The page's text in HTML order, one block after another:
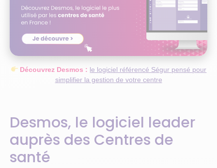
Découvrez Desmos : le logiciel référencé Ségur pensé pour
simplifier la gestion de votre centre
Desmos, le logiciel leader
auprès des Centres de
santé